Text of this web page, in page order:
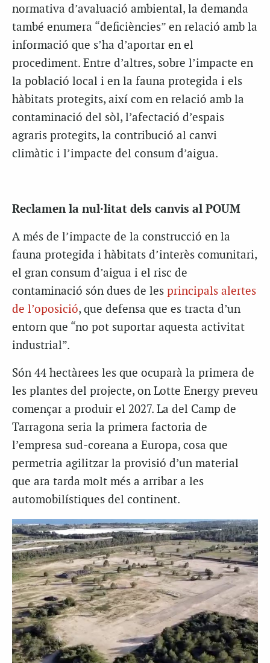
normativa d’avaluació ambiental, la demanda
també enumera “deficiències” en relació amb la
informació que s’ha d’aportar en el
procediment. Entre d’altres, sobre l’impacte en
la població local i en la fauna protegida i els
hàbitats protegits, així com en relació amb la
contaminació del sòl, l’afectació d’espais
agraris protegits, la contribució al canvi
climàtic i l’impacte del consum d’aigua.
Reclamen la nul·litat dels canvis al POUM
A més de l’impacte de la construcció en la
fauna protegida i hàbitats d’interès comunitari,
el gran consum d’aigua i el risc de
contaminació són dues de les principals alertes
de l’oposició, que defensa que es tracta d’un
entorn que “no pot suportar aquesta activitat
industrial”.
Són 44 hectàrees les que ocuparà la primera de
les plantes del projecte, on Lotte Energy preveu
començar a produir el 2027. La del Camp de
Tarragona seria la primera factoria de
l’empresa sud-coreana a Europa, cosa que
permetria agilitzar la provisió d’un material
que ara tarda molt més a arribar a les
automobilístiques del continent.